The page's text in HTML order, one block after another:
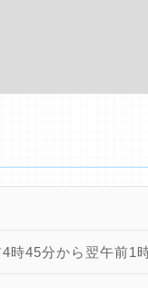
時45分から翌午前1